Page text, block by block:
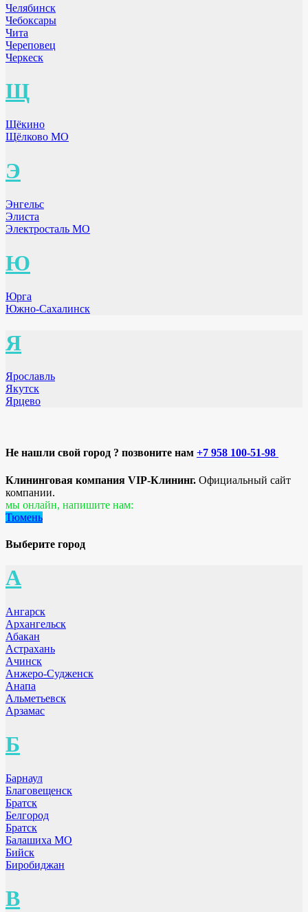
Челябинск
Чебоксары
Чита
Череповец
Черкеск
Щ
Щёкино
Щёлково МО
Э
Энгельс
Элиста
Электросталь МО
Ю
Юрга
Южно-Сахалинск
Я
Ярославль
Якутск
Ярцево
Не нашли свой город ? позвоните нам +7 958 100-51-98
Клининговая компания VIP-Клининг. Официальный сайт
компании.
мы онлайн, напишите нам:
Тюмень
Выберите город
А
Ангарск
Архангельск
Абакан
Астрахань
Ачинск
Анжеро-Судженск
Анапа
Альметьевск
Арзамас
Б
Барнаул
Благовещенск
Братск
Белгород
Братск
Балашиха МО
Бийск
Биробиджан
В